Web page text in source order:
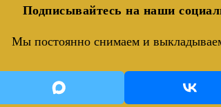
Подписывайтесь на наши
Мы постоянно снимаем и